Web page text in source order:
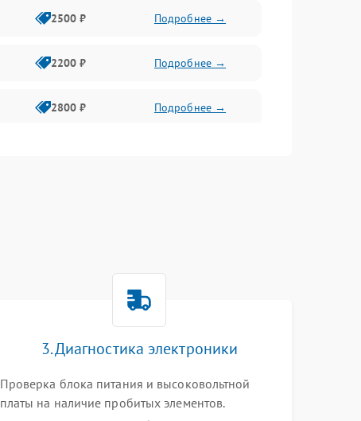
2500 ₽ Подробнее →
2200 ₽ Подробнее →
2800 ₽ Подробнее →
3. Диагностика электроники
Проверка блока питания и высоковольтной
платы на наличие пробитых элементов.